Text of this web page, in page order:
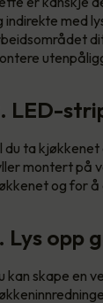
indirekte med
LED-
du ta
montert på
og for å
Lys opp
kan skape en